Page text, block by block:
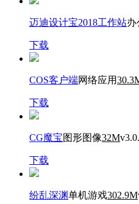
迈迪设计宝2018工作站办
下载
COS客户端网络应用
下载
CG魔宝图形图像32M
下载
纷乱深渊单机游戏302.9M